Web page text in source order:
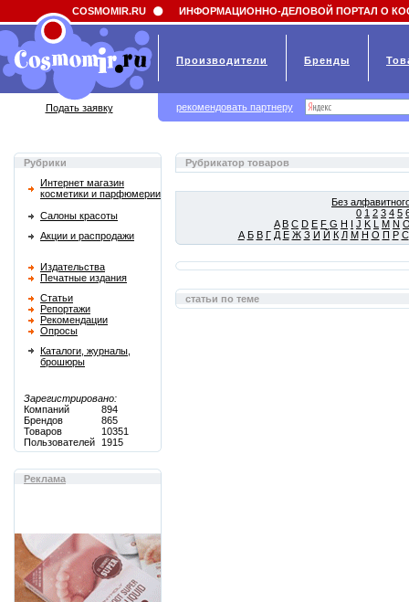
Field 'news_title' doesn't have a default value
Рубрики
Интернет магазин
косметики и парфюмерии
Салоны красоты
Акции и распродажи
Издательства
Печатные издания
Статьи
Репортажи
Рекомендации
Опросы
Каталоги, журналы,
брошюры
Зарегистрировано:
Компаний
894
Брендов
865
Товаров
10351
Пользователей
1915
Реклама
Рубрикатор товаров
Без
0 1 2 3 4 5
A B C D E F G H I J K L M N
А Б В Г Д Е Ж З И Й К Л М Н О П Р С
статьи по теме
COSMOMIR.RU ИНФОРМАЦИОННО-ДЕЛОВОЙ ПОРТАЛ О
Производители Бренды
Подать заявку рекомендовать партнеру